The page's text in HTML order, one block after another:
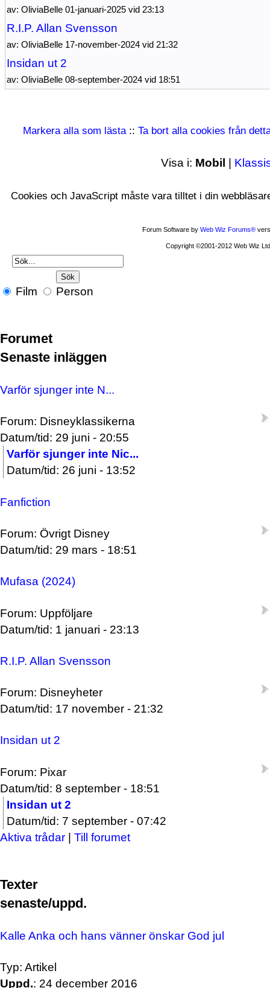
av: OliviaBelle 01-januari-2025 vid 23:13
R.I.P. Allan Svensson
av: OliviaBelle 17-november-2024 vid 21:32
Insidan ut 2
av: OliviaBelle 08-september-2024 vid 18:51
Markera alla som lästa :: Ta bort alla cookies från
Visa i: Mobil |
Cookies och JavaScript måste vara tilltet i din
Forum Software by Web Wiz Forums®
Copyright ©2001-2012 Web Wiz
Film Person
Forumet
Senaste inläggen
Varför sjunger inte N...
Forum: Disneyklassikerna
Datum/tid: 29 juni - 20:55
Varför sjunger inte Nic...
Datum/tid: 26 juni - 13:52
Fanfiction
Forum: Övrigt Disney
Datum/tid: 29 mars - 18:51
Mufasa (2024)
Forum: Uppföljare
Datum/tid: 1 januari - 23:13
R.I.P. Allan Svensson
Forum: Disneyheter
Datum/tid: 17 november - 21:32
Insidan ut 2
Forum: Pixar
Datum/tid: 8 september - 18:51
Insidan ut 2
Datum/tid: 7 september - 07:42
Aktiva trådar | Till forumet
Texter
senaste/uppd.
Kalle Anka och hans vänner önskar God jul
Typ: Artikel
Uppd.: 24 december 2016